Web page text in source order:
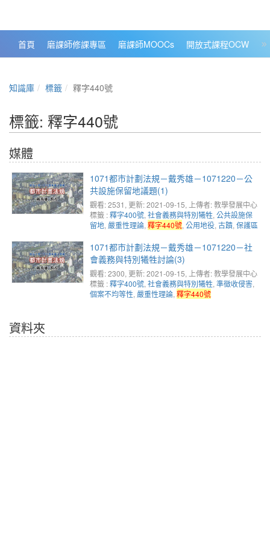
首頁 磨課師修課專區 磨課師MOOCs 開放式課程OCW
知識庫 標籤 釋字440號
標籤: 釋字440號
媒體
1071都市計劃法規－戴秀雄－1071220－公
共設施保留地議題(1)
觀看: 2531 , 更新: 2021-09-15, 上傳者: 教學發展中心
標籤 :釋字400號, 社會義務與特別犧牲, 公共設施保
留地, 嚴重性理論, 釋字440號, 公用地役, 古蹟, 保護區
1071都市計劃法規－戴秀雄－1071220－社
會義務與特別犧牲討論(3)
觀看: 2300, 更新: 2021-09-15, 上傳者: 教學發展中心
標籤 :釋字400號, 社會義務與特別犧牲, 準徵收侵害,
個案不均等性, 嚴重性理論, 釋字440號
資料夾